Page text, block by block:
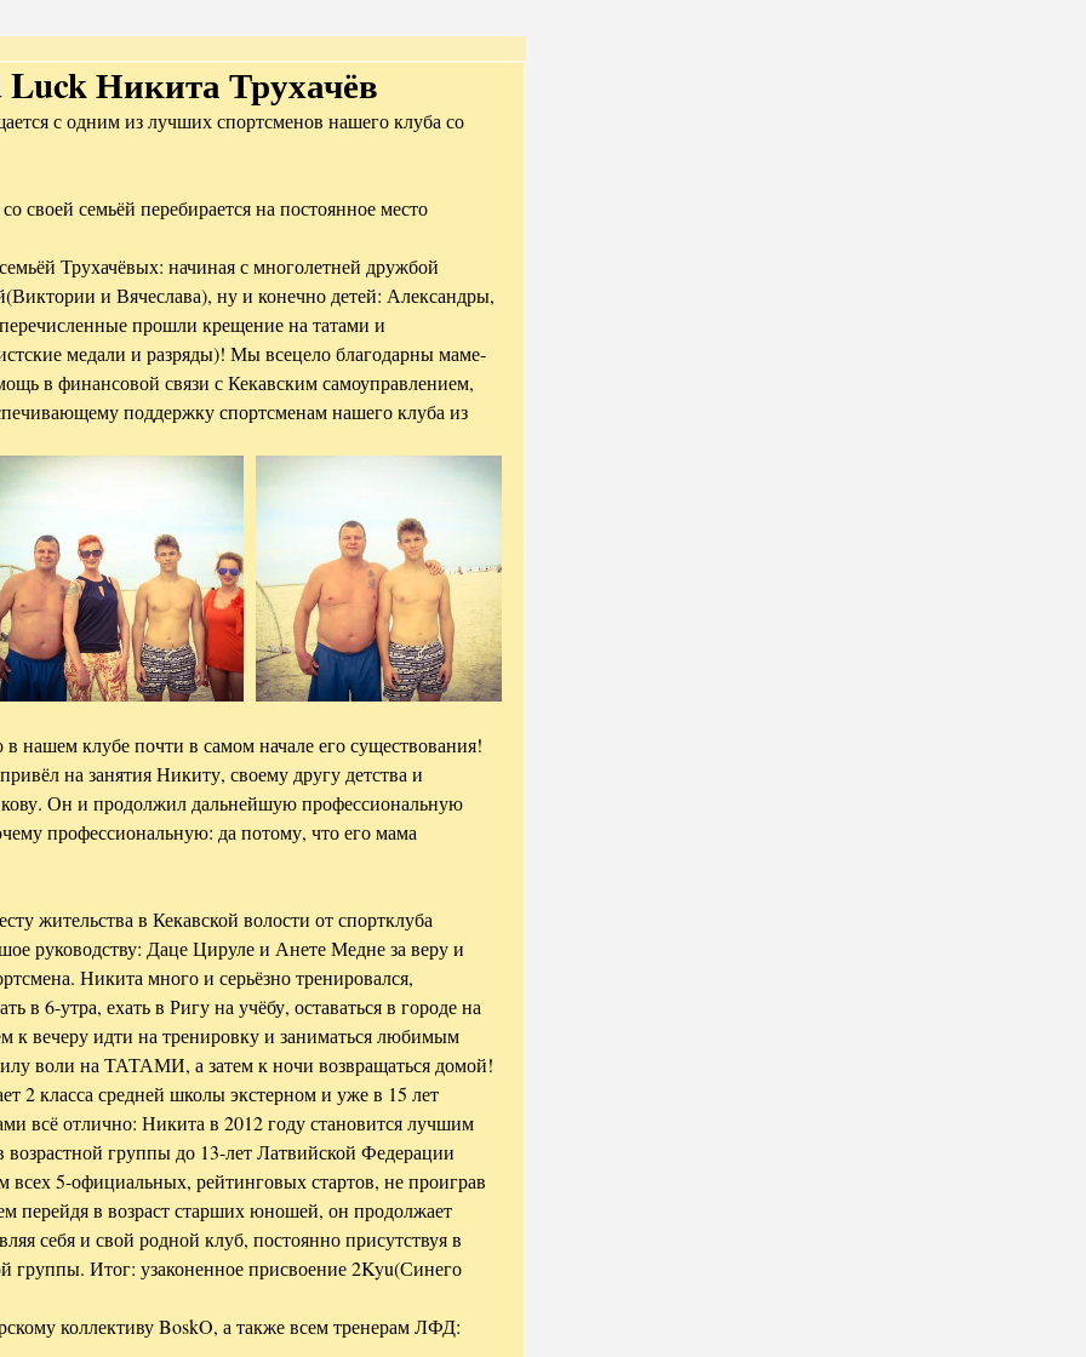
Luck Никита Трухачёв
с одним из лучших спортсменов нашего клуба со
своей семьёй перебирается на постоянное место
Трухачёвых: начиная с многолетней дружбой
и Вячеслава), ну и конечно детей: Александры,
прошли крещение на татами и
медали и разряды)! Мы всецело благодарны маме-
в финансовой связи с Кекавским самоуправлением,
поддержку спортсменам нашего клуба из
нашем клубе почти в самом начале его существования!
на занятия Никиту, своему другу детства и
Он и продолжил дальнейшую профессиональную
профессиональную: да потому, что его мама
жительства в Кекавской волости от спортклуба
руководству: Даце Цируле и Анете Медне за веру и
Никита много и серьёзно тренировался,
в 6-утра, ехать в Ригу на учёбу, оставаться в городе на
к вечеру идти на тренировку и заниматься любимым
воли на ТАТАМИ, а затем к ночи возвращаться домой!
2 класса средней школы экстерном и уже в 15 лет
всё отлично: Никита в 2012 году становится лучшим
возрастной группы до 13-лет Латвийской Федерации
5-официальных, рейтинговых стартов, не проиграв
перейдя в возраст старших юношей, он продолжает
себя и свой родной клуб, постоянно присутствуя в
группы. Итог: узаконенное присвоение 2Kyu(Синего
коллективу BoskO, а также всем тренерам ЛФД: